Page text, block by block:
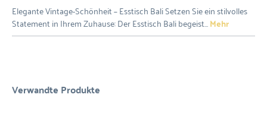
Elegante Vintage-Schönheit – Esstisch Bali Setzen Sie ein stilvolles
Statement in Ihrem Zuhause: Der Esstisch Bali begeist…Mehr
Verwandte Produkte